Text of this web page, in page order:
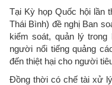
Tại Kỳ họp Quốc hội lần
Thái Bình) đề nghị Ban
kiểm soát, quản lý
người nổi tiếng quảng
đến thiệt hại cho người
Đồng thời có chế tài xử